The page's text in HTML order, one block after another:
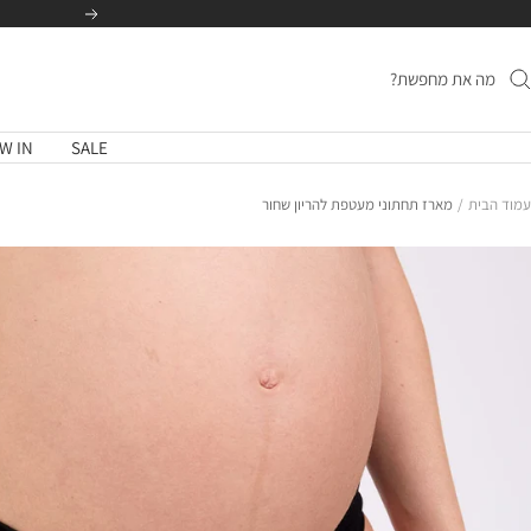
הקודם
SALE
IN
עמוד הבית מארז תחתוני מעטפת להריון שחור